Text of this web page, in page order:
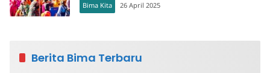
Bima Kita 26 April 2025
Berita Bima Terbaru